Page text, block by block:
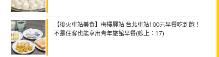
【後火車站美食】梅樓驛站 台北車站100元早餐吃到飽！
不是住客也能享用青年旅館早餐(線上：17)